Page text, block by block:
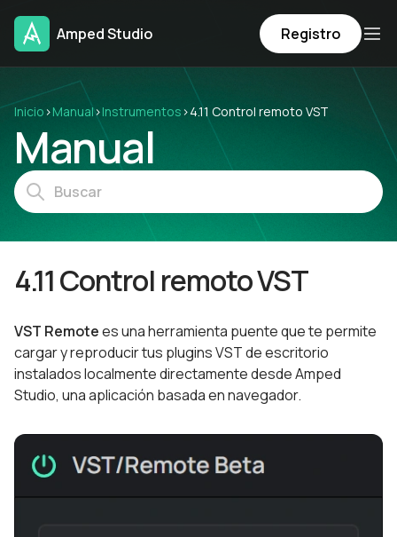
Amped Studio Registro
Inicio›Manual›Instrumentos ›4.11 Control remoto VST
Manual
4.11 Control remoto VST
VST Remotees una herramienta puente que te permite
cargar y reproducir tus plugins VST de escritorio
instalados localmente directamente desde Amped
Studio, una aplicación basada en navegador.